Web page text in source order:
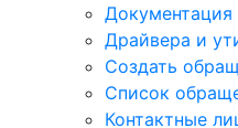
Документация
Драйвера и
Создать
Список
Контактные